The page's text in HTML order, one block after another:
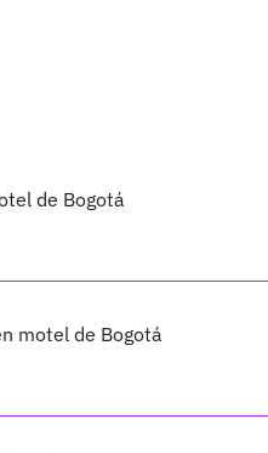
de Bogotá
motel de Bogotá